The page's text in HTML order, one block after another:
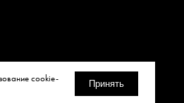
cookie-
Принять